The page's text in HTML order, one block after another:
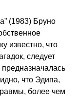
(1983) Бруно
известно, что
следует
предназначалась
что Эдипа,
более чем